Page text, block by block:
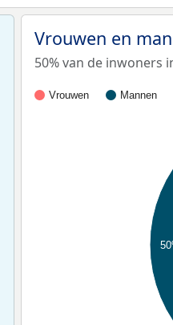
Vrouwen en
50% van de inwoners
Vrouwen Mannen